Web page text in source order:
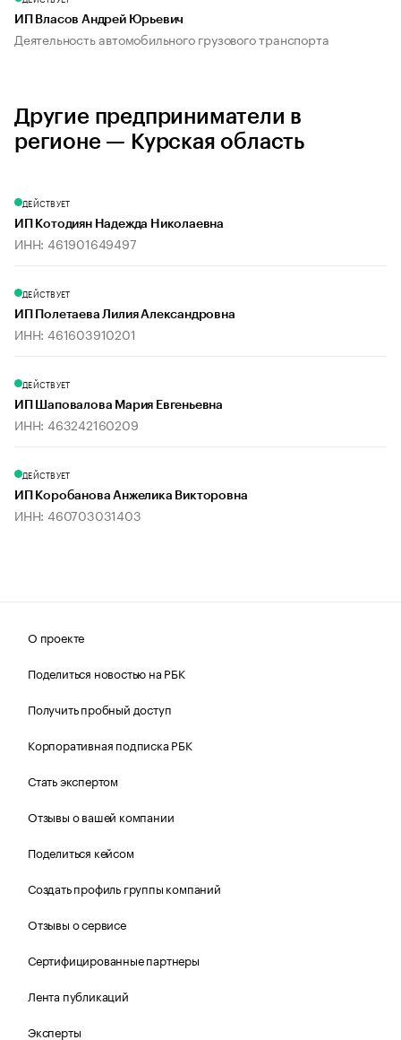
ИП Власов Андрей Юрьевич
Деятельность автомобильного грузового транспорта
Другие предприниматели в
регионе — Курская область
ДЕЙСТВУЕТ
ИП Котодиян Надежда Николаевна
ИНН: 461901649497
ДЕЙСТВУЕТ
ИП Полетаева Лилия Александровна
ИНН: 461603910201
ДЕЙСТВУЕТ
ИП Шаповалова Мария Евгеньевна
ИНН: 463242160209
ДЕЙСТВУЕТ
ИП Коробанова Анжелика Викторовна
ИНН: 460703031403
О проекте
Поделиться новостью на РБК
Получить пробный доступ
Корпоративная подписка РБК
Стать экспертом
Отзывы о вашей компании
Поделиться кейсом
Создать профиль группы компаний
Отзывы о сервисе
Сертифицированные партнеры
Лента публикаций
Эксперты